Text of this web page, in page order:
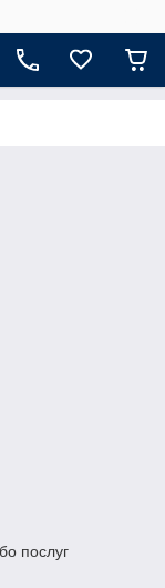
послуг